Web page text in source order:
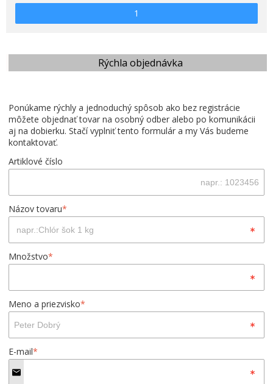
Rýchla objednávka
Ponúkame rýchly a jednoduchý spôsob ako bez registrácie
môžete objednať tovar na osobný odber alebo po komunikácii
aj na dobierku. Stačí vyplniť tento formulár a my Vás budeme
kontaktovať.
Artiklové číslo
Názov tovaru*
Množstvo*
Meno a priezvisko*
E-mail*
1